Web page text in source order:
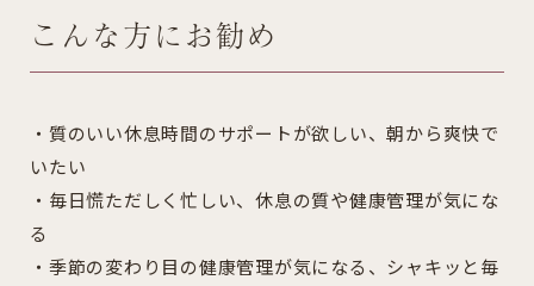
こんな方にお勧め
・質のいい休息時間のサポートが欲しい、朝から爽快で
いたい
・毎日慌ただしく忙しい、休息の質や健康管理が気にな
る
・季節の変わり目の健康管理が気になる、シャキッと毎